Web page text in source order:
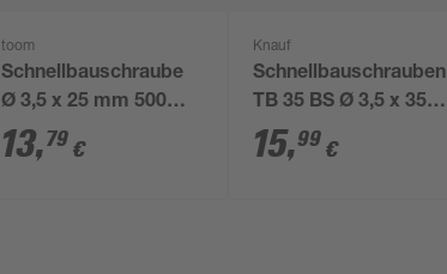
toom
Schnellbauschraube
Ø 3,5 x 25 mm 500
Stück
13,79 €
Knauf
Schnellbauschrauben
TB 35 BS Ø 3,5 x 35
mm 250 Stück
15,99 €